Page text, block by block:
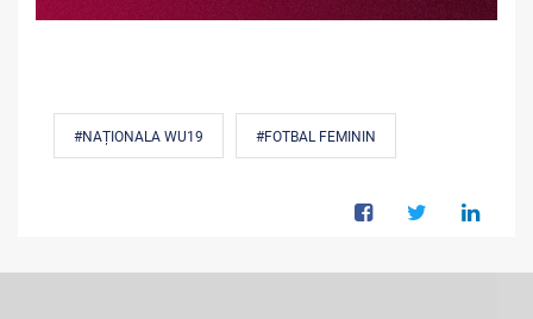
#NAȚIONALA WU19 #FOTBAL FEMININ